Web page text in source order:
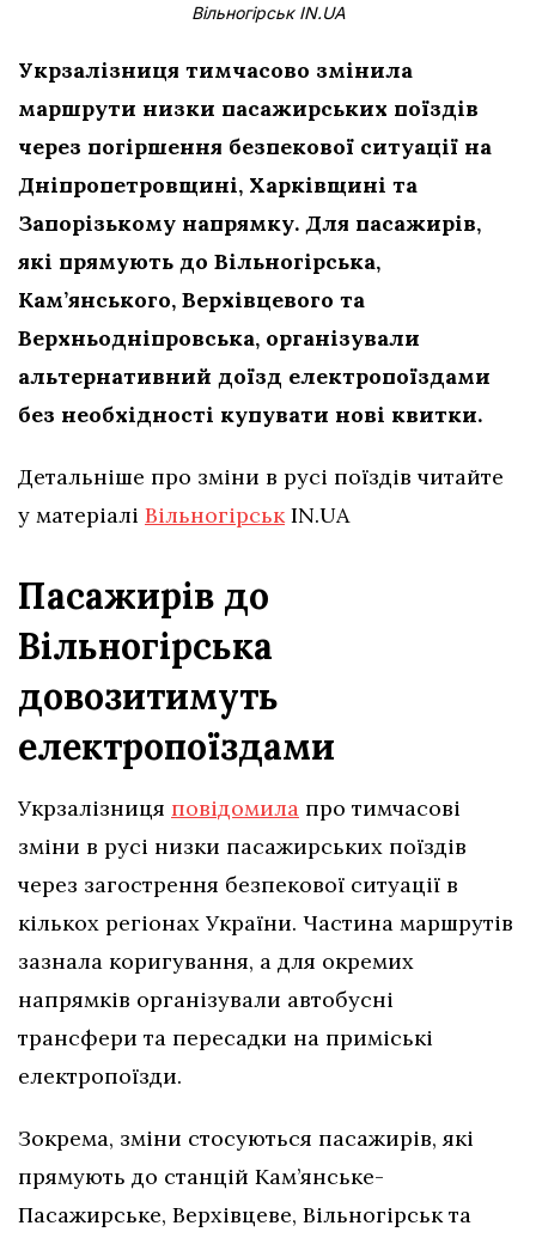
Вільногірськ IN.UA
Укрзалізниця тимчасово змінила
маршрути низки пасажирських поїздів
через погіршення безпекової ситуації на
Дніпропетровщині, Харківщині та
Запорізькому напрямку. Для пасажирів,
які прямують до Вільногірська,
Кам’янського, Верхівцевого та
Верхньодніпровська, організували
альтернативний доїзд електропоїздами
без необхідності купувати нові квитки.
Детальніше про зміни в русі поїздів читайте
у матеріалі ВільногірськIN.UA
Пасажирів до
Вільногірська
довозитимуть
електропоїздами
Укрзалізниця повідомила про тимчасові
зміни в русі низки пасажирських поїздів
через загострення безпекової ситуації в
кількох регіонах України. Частина маршрутів
зазнала коригування, а для окремих
напрямків організували автобусні
трансфери та пересадки на приміські
електропоїзди.
Зокрема, зміни стосуються пасажирів, які
прямують до станцій Кам’янське-
Пасажирське, Верхівцеве, Вільногірськ та